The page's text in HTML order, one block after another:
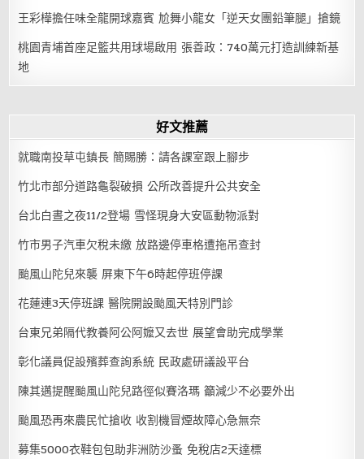
王彩樺擔任味全龍開球嘉賓 尬舞小龍女「逆天女團鉛筆腿」搶鏡
桃園青埔首座足籃共用球場啟用 張善政：740萬元打造訓練新基
地
好文推薦
就職南投草屯鎮長 簡賜勝：請各課室跟上腳步
竹北市部分道路龜裂破損 公所改善提升公共安全
台北白晝之夜11/2登場 雪怪現身大安區動物派對
竹市男子汽車欠稅未繳 放路邊停車格遭拖吊查封
颱風山陀兒來襲 屏東下午6時起停班停課
花蓮連3天停班課 醫院開設颱風天特別門診
台東兄弟隔代教養阿公阿嬤又去世 展望會助完成學業
彰化議員促設殯葬查詢系統 民政處研議設平台
陳其邁提醒颱風山陀兒路徑似賽洛瑪 籲減少不必要外出
颱風恐再來農民忙搶收 收割機冒煙故障心急無奈
募集5000衣鞋包包助非洲防沙蚤 免稅店2天達標